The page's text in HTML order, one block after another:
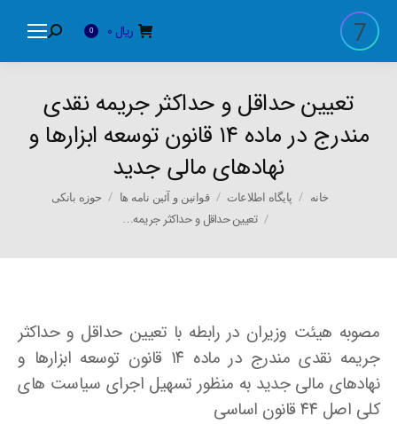
ریال 0
Search:
تعیین حداقل و حداکثر جریمه نقدی
مندرج در ماده ۱۴ قانون توسعه ابزارها و
نهادهای مالی جدید
You are here:
خانه پایگاه اطلاعات قوانین و آئین نامه ها حوزه بانکی
تعیین حداقل و حداکثر جریمه…
مصوبه هیئت وزیران در رابطه با تعیین حداقل و حداکثر
جریمه نقدی مندرج در ماده ۱۴ قانون توسعه ابزارها و
نهادهای مالی جدید به منظور تسهیل اجرای سیاست های
کلی اصل ۴۴ قانون اساسی